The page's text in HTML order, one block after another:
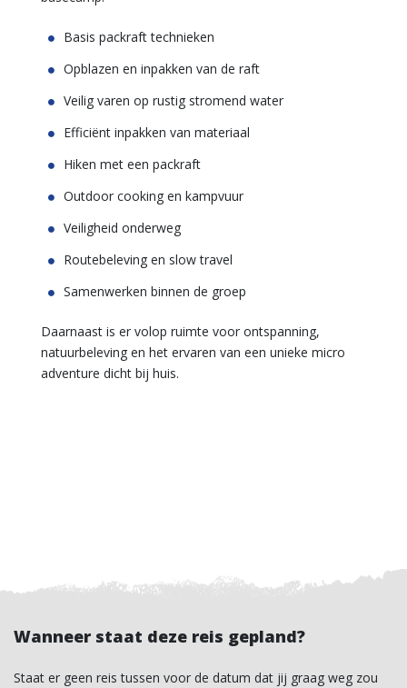
Basis packraft technieken
Opblazen en inpakken van de raft
Veilig varen op rustig stromend water
Efficiënt inpakken van materiaal
Hiken met een packraft
Outdoor cooking en kampvuur
Veiligheid onderweg
Routebeleving en slow travel
Samenwerken binnen de groep
Daarnaast is er volop ruimte voor ontspanning,
natuurbeleving en het ervaren van een unieke micro
adventure dicht bij huis.
Wanneer staat deze reis gepland?
Staat er geen reis tussen voor de datum dat jij graag weg zou